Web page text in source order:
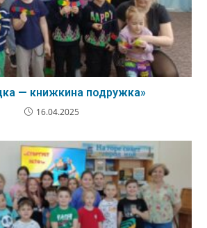
— книжкина подружка»
16.04.2025